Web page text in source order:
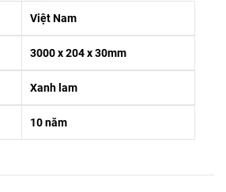
Việt Nam
3000 x 204 x 30mm
Xanh lam
10 năm